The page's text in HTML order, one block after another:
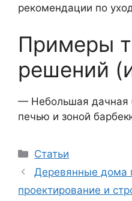
рекомендации по
Примеры
решений
— Небольшая дачная
печью и зоной
Рубрики
Статьи
Деревянные дома
проектирование и